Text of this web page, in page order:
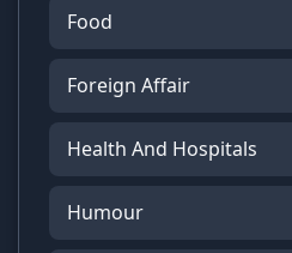
Food
Foreign Affair
Health And Hospitals
Humour